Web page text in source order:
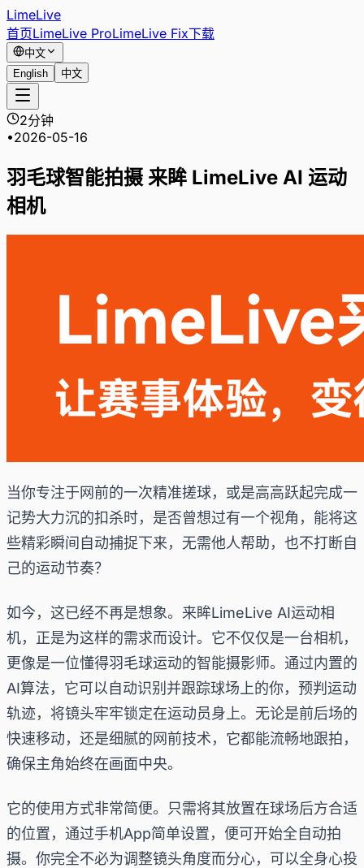
LimeLive
首页LimeLive ProLimeLive Fix下载
中文
English
中文
2分钟
•2026-05-16
羽毛球智能拍摄 来眸 LimeLive AI 运动
相机
当你专注于网前的一次精准搓球，或是高高跃起完成一
记势大力沉的扣杀时，是否曾想过有一个视角，能将这
些精彩瞬间自动捕捉下来，无需他人帮助，也不打断自
己的运动节奏？
如今，这已经不再是想象。来眸LimeLive AI运动相
机，正是为这样的需求而设计。它不仅仅是一台相机，
更像是一位懂得羽毛球运动的智能摄影师。通过内置的
AI算法，它可以自动识别并跟踪球场上的你，预判运动
轨迹，将镜头牢牢锁定在运动员身上。无论是前后场的
快速移动，还是细腻的网前技术，它都能流畅地跟拍，
确保主角始终在画面中央。
它的使用方式非常简便。只需将其放置在球场后方合适
的位置，通过手机App简单设置，便可开始全自动拍
摄。你完全不必为调整镜头角度而分心，可以全身心投